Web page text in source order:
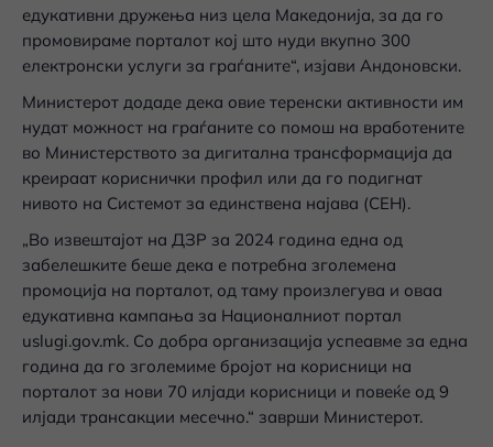
едукативни дружења низ цела Македонија, за да го
промовираме порталот кој што нуди вкупно 300
електронски услуги за граѓаните“, изјави Андоновски.
Министерот додаде дека овие теренски активности им
нудат можност на граѓаните со помош на вработените
во Министерството за дигитална трансформација да
креираат кориснички профил или да го подигнат
нивото на Системот за единствена најава (СЕН).
„Во извештајот на ДЗР за 2024 година една од
забелешките беше дека е потребна зголемена
промоција на порталот, од таму произлегува и оваа
едукативна кампања за Националниот портал
uslugi.gov.mk. Со добра организација успеавме за една
година да го зголемиме бројот на корисници на
порталот за нови 70 илјади корисници и повеќе од 9
илјади трансакции месечно.“ заврши Министерот.